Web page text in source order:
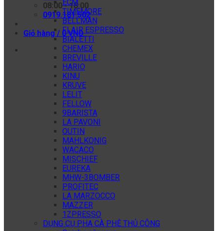
08:00 - 18:00
0919.181.502
Giỏ hàng / 0VNĐ
ECM
TIMEMORE
BELLMAN
FLAIR ESPRESSO
BIALETTI
CHEMEX
BREVILLE
HARIO
KINU
KRUVE
LELIT
FELLOW
9BARISTA
LA PAVONI
OUTIN
MAHLKONIG
WACACO
MISCHIEF
EUREKA
MHW-3BOMBER
PROFITEC
LA MARZOCCO
MAZZER
1ZPRESSO
DỤNG CỤ PHA CÀ PHÊ THỦ CÔNG